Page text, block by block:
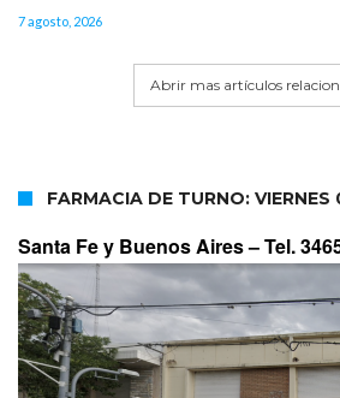
7 agosto, 2026
Abrir mas artículos
FARMACIA DE TURNO:
Santa Fe y Buenos Aires –Tel.